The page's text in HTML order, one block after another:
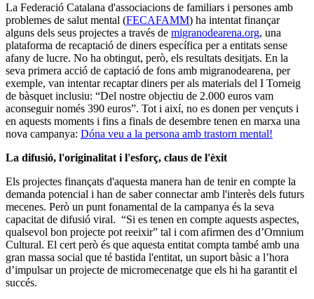
La Federació Catalana d'associacions de familiars i persones amb
problemes de salut mental (FECAFAMM) ha intentat finançar
alguns dels seus projectes a través de migranodearena.org, una
plataforma de recaptació de diners específica per a entitats sense
afany de lucre. No ha obtingut, però, els resultats desitjats. En la
seva primera acció de captació de fons amb migranodearena, per
exemple, van intentar recaptar diners per als materials del I Torneig
de bàsquet inclusiu: “Del nostre objectiu de 2.000 euros vam
aconseguir només 390 euros”. Tot i així, no es donen per vençuts i
en aquests moments i fins a finals de desembre tenen en marxa una
nova campanya: Dóna veu a la persona amb trastorn mental!
La difusió, l'originalitat i l'esforç, claus de l'èxit
Els projectes finançats d'aquesta manera han de tenir en compte la
demanda potencial i han de saber connectar amb l'interès dels futurs
mecenes. Però un punt fonamental de la campanya és la seva
capacitat de difusió viral. “Si es tenen en compte aquests aspectes,
qualsevol bon projecte pot reeixir” tal i com afirmen des d’Omnium
Cultural. El cert però és que aquesta entitat compta també amb una
gran massa social que té bastida l'entitat, un suport bàsic a l’hora
d’impulsar un projecte de micromecenatge que els hi ha garantit el
succés.